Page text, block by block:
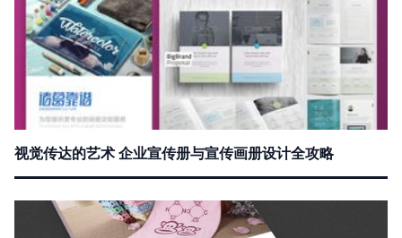
视觉传达的艺术 企业宣传册与宣传画册设计全攻略